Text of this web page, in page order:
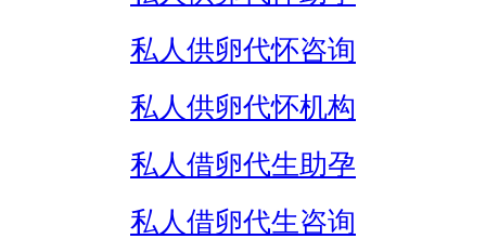
私人供卵代怀咨询
私人供卵代怀机构
私人借卵代生助孕
私人借卵代生咨询